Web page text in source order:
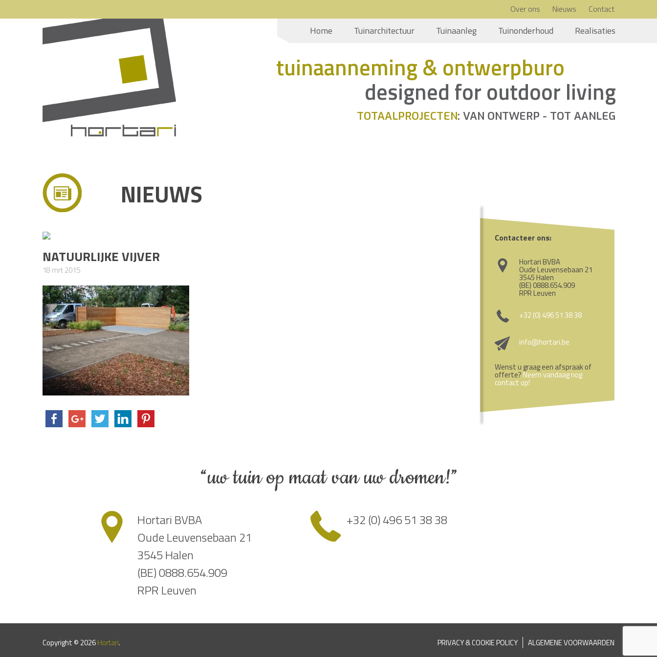
Over ons Nieuws Contact
Home Tuinarchitectuur Tuinaanleg Tuinonderhoud Realisaties
tuinaanneming & ontwerpburo
designed for outdoor living
TOTAALPROJECTEN: VAN ONTWERP - TOT AANLEG
NIEUWS
NATUURLIJKE VIJVER
18 mrt 2015
Contacteer ons:
Hortari BVBA
Oude Leuvensebaan 21
3545 Halen
(BE) 0888.654.909
RPR Leuven
+32 (0) 496 51 38 38
info@hortari.be
Wenst u graag een afspraak of
offerte? Neem vandaag nog
contact op!
“uw tuin op maat van uw dromen!”
Hortari BVBA
Oude Leuvensebaan 21
3545 Halen
(BE) 0888.654.909
RPR Leuven
+32 (0) 496 51 38 38
Copyright © 2026Hortari. PRIVACY & COOKIE POLICY ALGEMENE VOORWAARDEN